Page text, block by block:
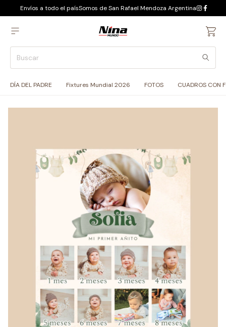
Envíos a todo el paísSomos de San Rafael Mendoza Argentina
DÍA DEL PADRE Fixtures Mundial 2026 FOTOS CUADROS CON